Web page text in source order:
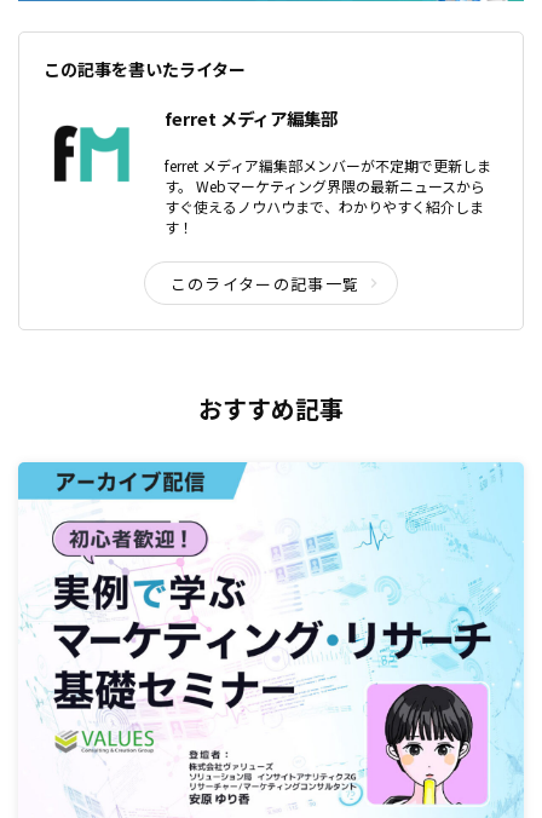
この記事を書いたライター
ferret メディア編集部
ferret メディア編集部メンバーが不定期で更新しま
す。 Webマーケティング界隈の最新ニュースから
すぐ使えるノウハウまで、わかりやすく紹介しま
す！
このライターの記事一覧
おすすめ記事